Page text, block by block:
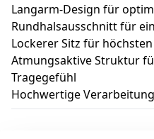
Langarm-Design für
Rundhalsausschnitt für
Lockerer Sitz für
Atmungsaktive Struktur
Tragegefühl
Hochwertige